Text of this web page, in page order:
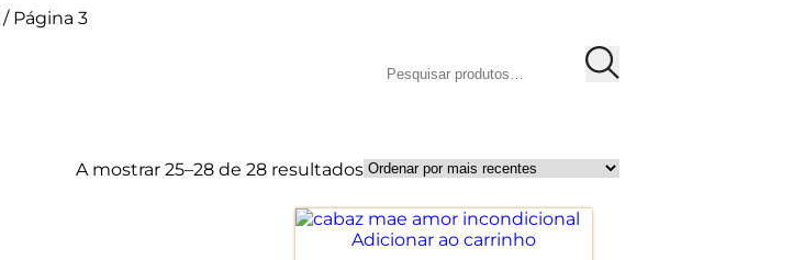
/ Página 3
por:
A mostrar 25–28 de 28 resultados
Adicionar ao carrinho